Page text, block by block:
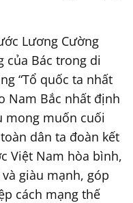
Lương Cường
của Bác trong di
“Tổ quốc ta nhất
Nam Bắc nhất định
mong muốn cuối
dân ta đoàn kết
Việt Nam hòa bình,
giàu mạnh, góp
cách mạng thế